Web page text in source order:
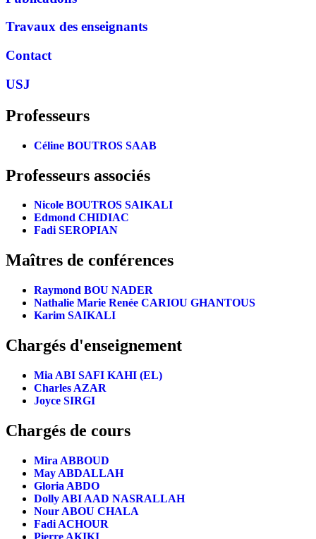
Travaux des enseignants
Contact
USJ
Professeurs
Céline BOUTROS SAAB
Professeurs associés
Nicole BOUTROS SAIKALI
Edmond CHIDIAC
Fadi SEROPIAN
Maîtres de conférences
Raymond BOU NADER
Nathalie Marie Renée CARIOU GHANTOUS
Karim SAIKALI
Chargés d'enseignement
Mia ABI SAFI KAHI (EL)
Charles AZAR
Joyce SIRGI
Chargés de cours
Mira ABBOUD
May ABDALLAH
Gloria ABDO
Dolly ABI AAD NASRALLAH
Nour ABOU CHALA
Fadi ACHOUR
Pierre AKIKI